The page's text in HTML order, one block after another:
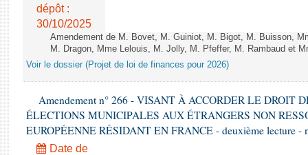
dépôt :
30/10/2025
Amendement de M. Bovet, M. Guiniot, M. Bigot, M. Buisson,
M. Dragon, Mme Lelouis, M. Jolly, M. Pfeffer, M. Rambaud et
Voir le dossier (Projet de loi de finances pour 2026)
Amendement n° 266 - VISANT À ACCORDER LE DROIT
ÉLECTIONS MUNICIPALES AUX ÉTRANGERS NON
EUROPÉENNE RÉSIDANT EN FRANCE - deuxième lecture -
Date de